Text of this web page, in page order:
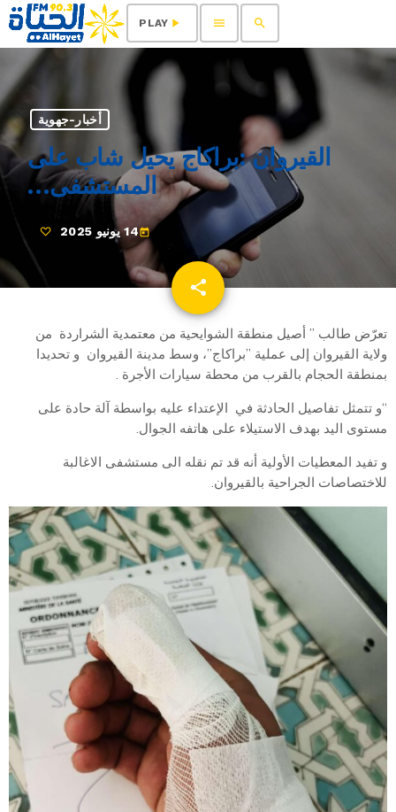
search
menu
play_arrow
PLAY
أخبار-جهوية
القيروان :براكاج يحيل شاب على
المستشفى…
today14 يونيو 2025
share
email
تعرّض طالب ” أصيل منطقة الشوايحية من معتمدية الشراردة من
ولاية القيروان إلى عملية ”براكاج”، وسط مدينة القيروان و تحديدا
بمنطقة الحجام بالقرب من محطة سيارات الأجرة .
“و تتمثل تفاصيل الحادثة في الإعتداء عليه بواسطة آلة حادة على
مستوى اليد بهدف الاستيلاء على هاتفه الجوال.
و تفيد المعطيات الأولية أنه قد تم نقله الى مستشفى الاغالبة
للاختصاصات الجراحية بالقيروان.